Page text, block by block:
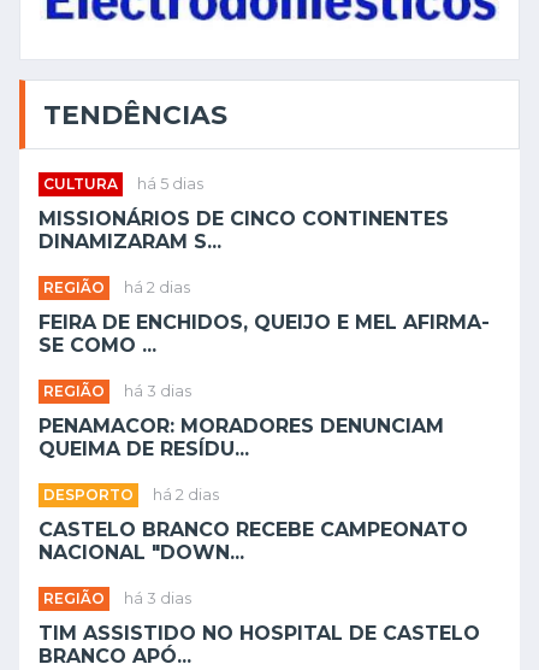
TENDÊNCIAS
CULTURA há 5 dias
MISSIONÁRIOS DE CINCO CONTINENTES
DINAMIZARAM S...
REGIÃO há 2 dias
FEIRA DE ENCHIDOS, QUEIJO E MEL AFIRMA-
SE COMO ...
REGIÃO há 3 dias
PENAMACOR: MORADORES DENUNCIAM
QUEIMA DE RESÍDU...
DESPORTO há 2 dias
CASTELO BRANCO RECEBE CAMPEONATO
NACIONAL "DOWN...
REGIÃO há 3 dias
TIM ASSISTIDO NO HOSPITAL DE CASTELO
BRANCO APÓ...